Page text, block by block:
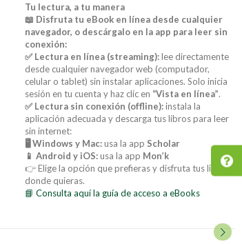
Tu lectura, a tu manera
📖 Disfruta tu eBook en línea desde cualquier
navegador, o descárgalo en la app para leer sin
conexión:
✅ Lectura en línea (streaming):lee directamente
desde cualquier navegador web (computador,
celular o tablet) sin instalar aplicaciones. Solo inicia
sesión en tu cuenta y haz clic en “Vista en línea”.
✅ Lectura sin conexión (offline):instala la
aplicación adecuada y descarga tus libros para leer
sin internet:
🖥️ Windows y Mac:usa la app Scholar
📱 Android y iOS:usa la app Mon’k
👉 Elige la opción que prefieras y disfruta tus libros
donde quieras.
📘 Consulta aquí la guía de acceso a eBooks